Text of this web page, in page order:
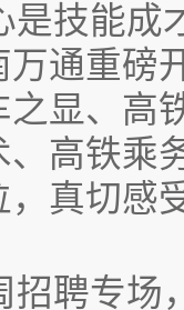
是技能成
通重磅
显、高
高铁乘
真切感
招聘专场